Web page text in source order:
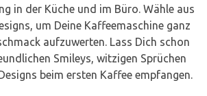
in der Küche und im Büro. Wähle aus
um Deine Kaffeemaschine ganz
aufzuwerten. Lass Dich schon
Smileys, witzigen Sprüchen
beim ersten Kaffee empfangen.